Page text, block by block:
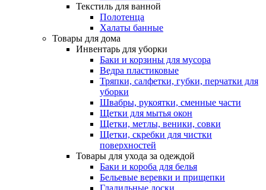
Текстиль для ванной
Полотенца
Халаты банные
Товары для дома
Инвентарь для уборки
Баки и корзины для мусора
Ведра пластиковые
Тряпки, салфетки, губки, перчатки для
уборки
Швабры, рукоятки, сменные части
Щетки для мытья окон
Щетки, метлы, веники, совки
Щетки, скребки для чистки
поверхностей
Товары для ухода за одеждой
Баки и короба для белья
Бельевые веревки и прищепки
Гладильные доски